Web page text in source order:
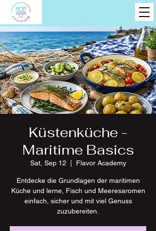
Küstenküche -
Maritime Basics
Sat, Sep 12 Flavor Academy
Entdecke die Grundlagen der maritimen
Küche und lerne, Fisch und Meeresaromen
einfach, sicher und mit viel Genuss
zuzubereiten.